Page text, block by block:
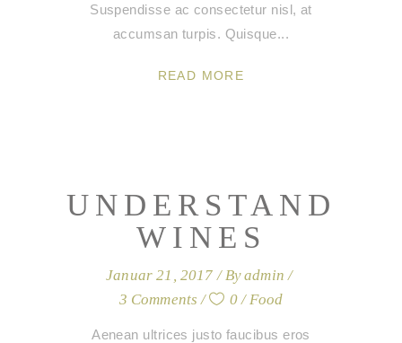
Suspendisse ac consectetur nisl, at
accumsan turpis. Quisque
READ MORE
UNDERSTAND
WINES
Januar 21, 2017 Byadmin
3 Comments
0 Food
Aenean ultrices justo faucibus eros